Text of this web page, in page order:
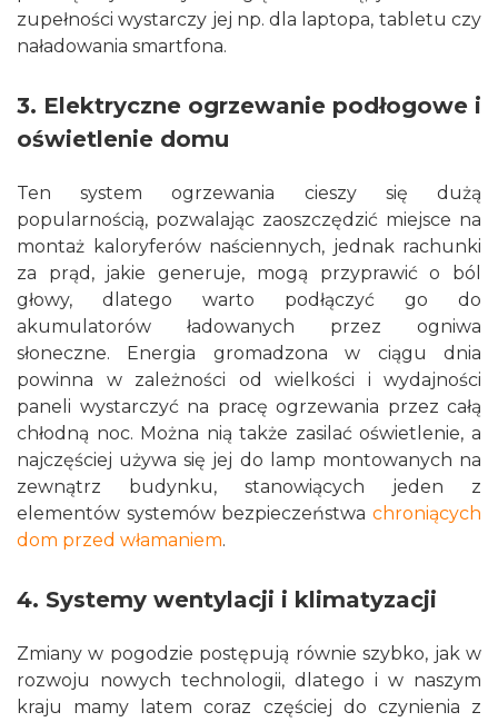
zupełności wystarczy jej np. dla laptopa, tabletu czy
naładowania smartfona.
3. Elektryczne ogrzewanie podłogowe i
oświetlenie domu
Ten system ogrzewania cieszy się dużą
popularnością, pozwalając zaoszczędzić miejsce na
montaż kaloryferów naściennych, jednak rachunki
za prąd, jakie generuje, mogą przyprawić o ból
głowy, dlatego warto podłączyć go do
akumulatorów ładowanych przez ogniwa
słoneczne. Energia gromadzona w ciągu dnia
powinna w zależności od wielkości i wydajności
paneli wystarczyć na pracę ogrzewania przez całą
chłodną noc. Można nią także zasilać oświetlenie, a
najczęściej używa się jej do lamp montowanych na
zewnątrz budynku, stanowiących jeden z
elementów systemów bezpieczeństwa chroniących
dom przed włamaniem.
4. Systemy wentylacji i klimatyzacji
Zmiany w pogodzie postępują równie szybko, jak w
rozwoju nowych technologii, dlatego i w naszym
kraju mamy latem coraz częściej do czynienia z